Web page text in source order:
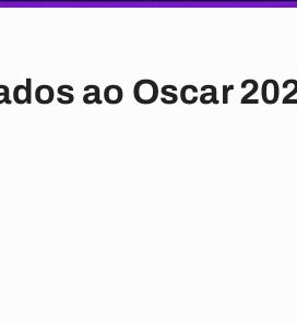
ao Oscar